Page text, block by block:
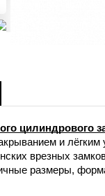
цилиндрового
и лёгким
врезных
размеры,